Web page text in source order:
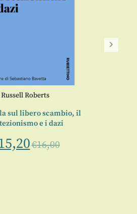
Russell Roberts
sul libero scambio, il
e i dazi
€16,00